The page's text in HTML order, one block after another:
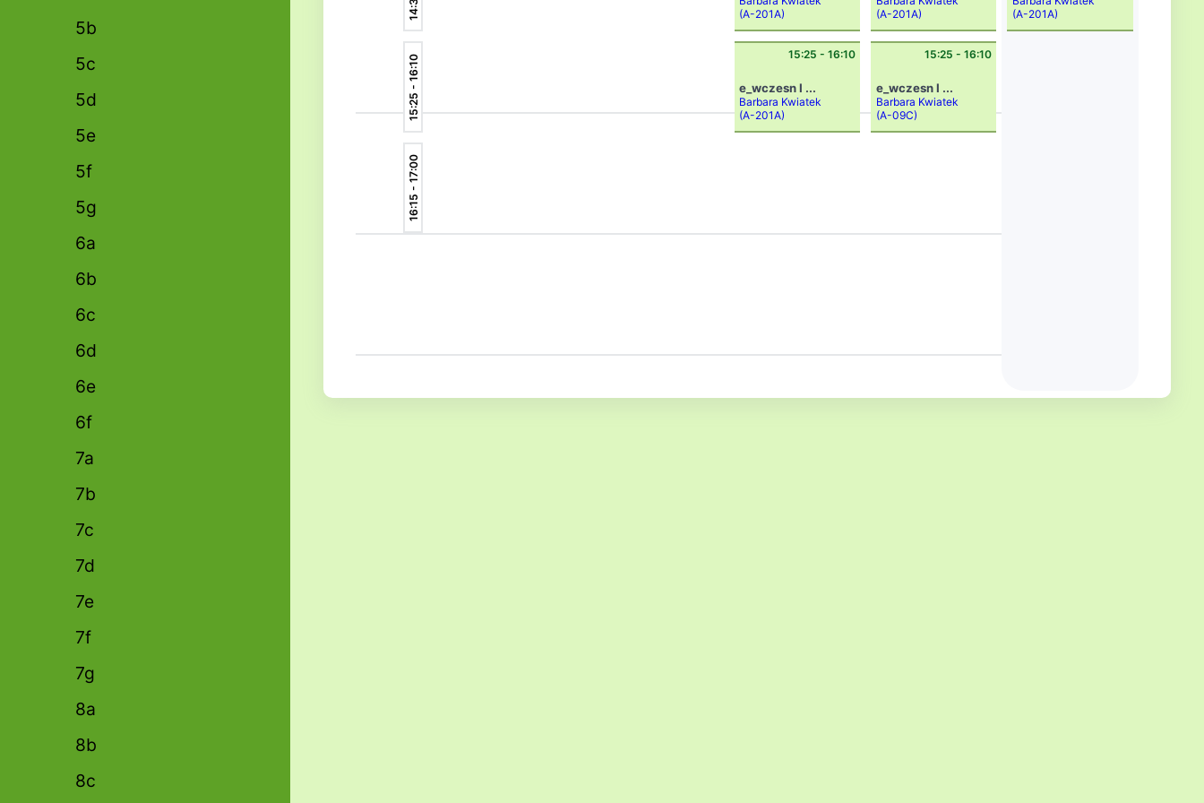
5b
5c
5d
5e
5f
5g
6a
6b
6c
6d
6e
6f
7a
7b
7c
7d
7e
7f
7g
8a
8b
8c
15:25 - 16:10
16:15 - 17:00
(A-201A)
15:25 - 16:10
e_wczesn I ...
Barbara Kwiatek
(A-201A)
(A-201A)
15:25 - 16:10
e_wczesn I ...
Barbara Kwiatek
(A-09C)
(A-201A)